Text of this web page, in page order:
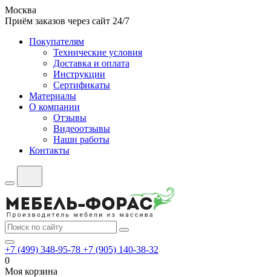
Москва
Приём заказов через сайт 24/7
Покупателям
Технические условия
Доставка и оплата
Инструкции
Сертификаты
Материалы
О компании
Отзывы
Видеоотзывы
Наши работы
Контакты
+7 (499) 348-95-78 +7 (905) 140-38-32
0
Моя корзина